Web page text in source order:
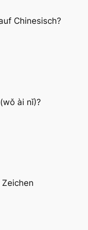
Chinesisch?
ài nǐ)?